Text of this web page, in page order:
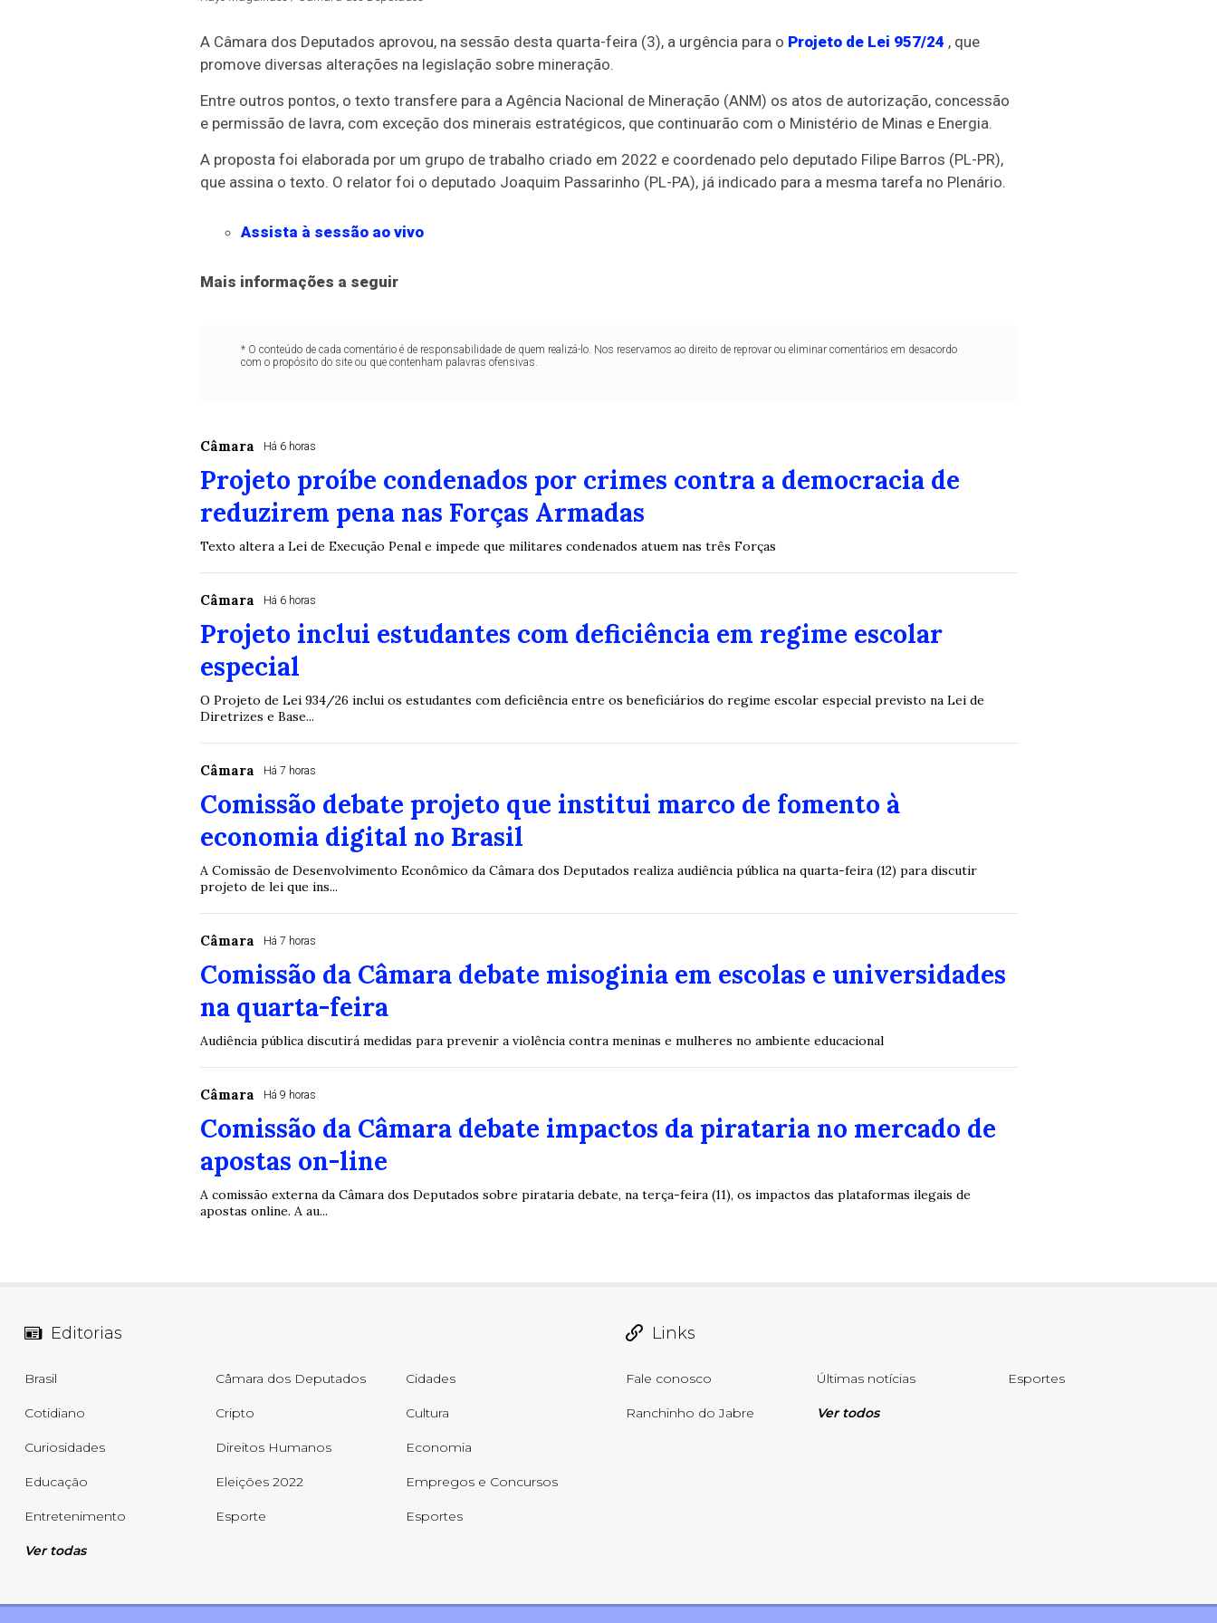
A Câmara dos Deputados aprovou, na sessão desta quarta-feira (3), a urgência para o Projeto de Lei 957/24 , que
promove diversas alterações na legislação sobre mineração.
Entre outros pontos, o texto transfere para a Agência Nacional de Mineração (ANM) os atos de autorização, concessão
e permissão de lavra, com exceção dos minerais estratégicos, que continuarão com o Ministério de Minas e Energia.
A proposta foi elaborada por um grupo de trabalho criado em 2022 e coordenado pelo deputado Filipe Barros (PL-PR),
que assina o texto. O relator foi o deputado Joaquim Passarinho (PL-PA), já indicado para a mesma tarefa no Plenário.
Assista à sessão ao vivo
Mais informações a seguir
* O conteúdo de cada comentário é de responsabilidade de quem realizá-lo. Nos reservamos ao direito de reprovar ou eliminar comentários em desacordo
com o propósito do site ou que contenham palavras ofensivas.
Câmara Há 6 horas
Projeto proíbe condenados por crimes contra a democracia de
reduzirem pena nas Forças Armadas
Texto altera a Lei de Execução Penal e impede que militares condenados atuem nas três Forças
Câmara Há 6 horas
Projeto inclui estudantes com deficiência em regime escolar
especial
O Projeto de Lei 934/26 inclui os estudantes com deficiência entre os beneficiários do regime escolar especial previsto na Lei de
Diretrizes e Base...
Câmara Há 7 horas
Comissão debate projeto que institui marco de fomento à
economia digital no Brasil
A Comissão de Desenvolvimento Econômico da Câmara dos Deputados realiza audiência pública na quarta-feira (12) para discutir
projeto de lei que ins...
Câmara Há 7 horas
Comissão da Câmara debate misoginia em escolas e universidades
na quarta-feira
Audiência pública discutirá medidas para prevenir a violência contra meninas e mulheres no ambiente educacional
Câmara Há 9 horas
Comissão da Câmara debate impactos da pirataria no mercado de
apostas on-line
A comissão externa da Câmara dos Deputados sobre pirataria debate, na terça-feira (11), os impactos das plataformas ilegais de
apostas online. A au...
Editorias
Brasil Câmara dos Deputados Cidades
Cotidiano Cripto Cultura
Curiosidades Direitos Humanos Economia
Educação Eleições 2022 Empregos e Concursos
Entretenimento Esporte Esportes
Ver todas
Links
Fale conosco Últimas notícias Esportes
Ranchinho do Jabre Ver todos